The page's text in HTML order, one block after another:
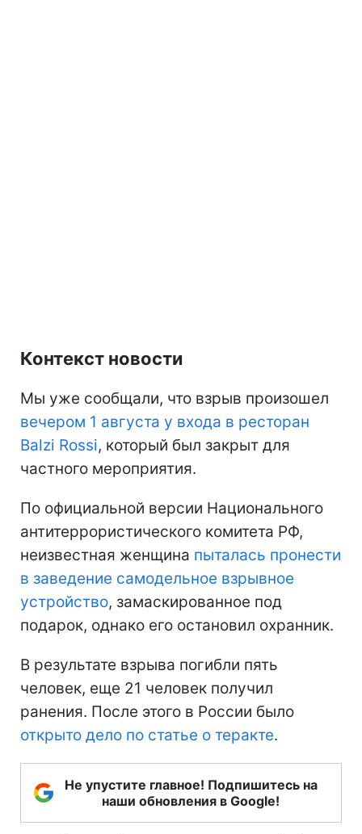
Контекст новости
Мы уже сообщали, что взрыв произошел
вечером 1 августа у входа в ресторан
Balzi Rossi, который был закрыт для
частного мероприятия.
По официальной версии Национального
антитеррористического комитета РФ,
неизвестная женщина пыталась пронести
в заведение самодельное взрывное
устройство, замаскированное под
подарок, однако его остановил охранник.
В результате взрыва погибли пять
человек, еще 21 человек получил
ранения. После этого в России было
открыто дело по статье о теракте.
Не упустите главное! Подпишитесь на
наши обновления в Google!